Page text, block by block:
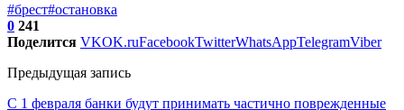
#брест#остановка
0 241
Поделится VKOK.ruFacebookTwitterWhatsAppTelegramViber
Предыдущая запись
С 1 февраля банки будут принимать частично поврежденные